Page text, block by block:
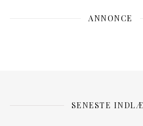
ANNONCE
SENESTE